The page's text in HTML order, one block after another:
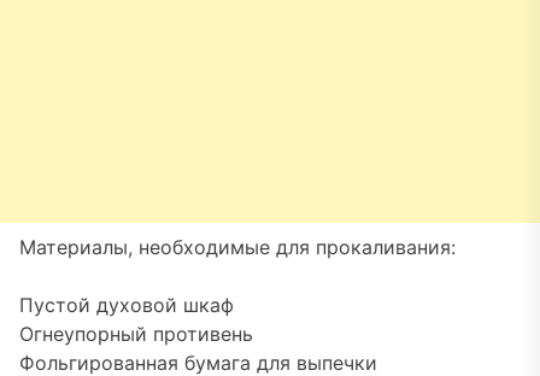
Материалы, необходимые для прокаливания:
Пустой духовой шкаф
Огнеупорный противень
Фольгированная бумага для выпечки